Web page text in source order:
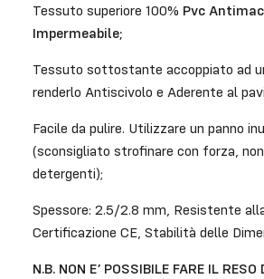
Tessuto superiore 100% Pvc
Impermeabile;
Tessuto sottostante accoppiato ad
renderlo Antiscivolo e Aderente al
Facile da pulire. Utilizzare un panno
(sconsigliato strofinare con forza,
detergenti);
Spessore: 2.5/2.8 mm, Resistente
Certificazione CE, Stabilità delle
N.B. NON E’ POSSIBILE FARE IL RESO